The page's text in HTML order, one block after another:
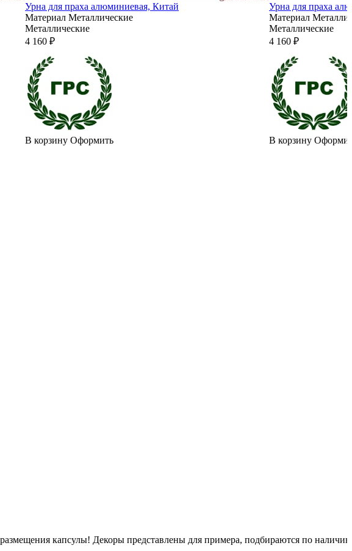
Урна для праха алюминиевая, Китай
Материал Металлические
Металлические
4 160 ₽
В корзину Оформить
Урна для праха
Материал
Металлические
4 160 ₽
В корзину
капсулы! Декоры представлены для примера, подбираются по